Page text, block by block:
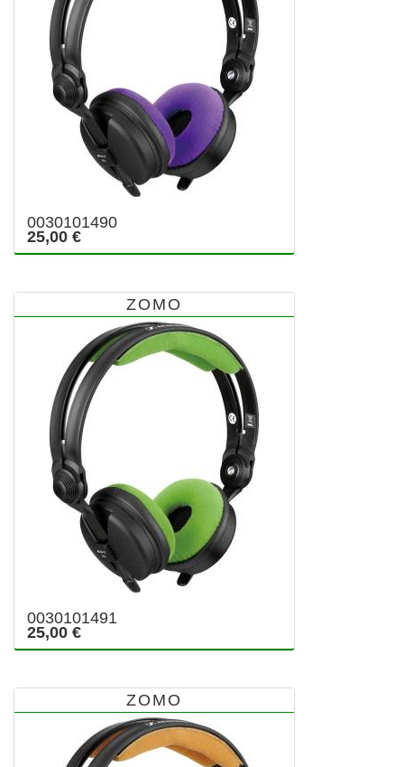
0030101490
25,00 €
ZOMO
0030101491
25,00 €
ZOMO